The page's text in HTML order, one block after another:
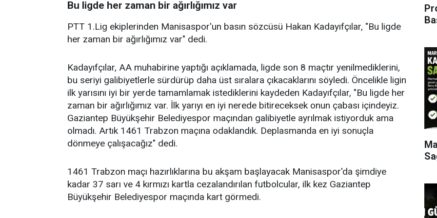
Bu ligde her zaman bir ağırlığımız var
PTT 1.Lig ekiplerinden Manisaspor'un basın sözcüsü Hakan Kadayıfçılar, "Bu ligde
her zaman bir ağırlığımız var" dedi.
Kadayıfçılar, AA muhabirine yaptığı açıklamada, ligde son 8 maçtır yenilmediklerini,
bu seriyi galibiyetlerle sürdürüp daha üst sıralara çıkacaklarını söyledi. Öncelikle ligin
ilk yarısını iyi bir yerde tamamlamak istediklerini kaydeden Kadayıfçılar, "Bu ligde her
zaman bir ağırlığımız var. İlk yarıyı en iyi nerede bitireceksek onun çabası içindeyiz.
Gaziantep Büyükşehir Belediyespor maçından galibiyetle ayrılmak istiyorduk ama
olmadı. Artık 1461 Trabzon maçına odaklandık. Deplasmanda en iyi sonuçla
dönmeye çalışacağız" dedi.
1461 Trabzon maçı hazırlıklarına bu akşam başlayacak Manisaspor'da şimdiye
kadar 37 sarı ve 4 kırmızı kartla cezalandırılan futbolcular, ilk kez Gaziantep
Büyükşehir Belediyespor maçında kart görmedi.